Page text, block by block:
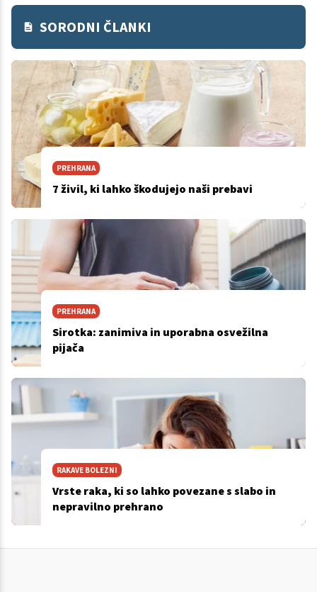
SORODNI ČLANKI
PREHRANA
7 živil, ki lahko škodujejo naši prebavi
PREHRANA
Sirotka: zanimiva in uporabna osvežilna
pijača
RAKAVE BOLEZNI
Vrste raka, ki so lahko povezane s slabo in
nepravilno prehrano